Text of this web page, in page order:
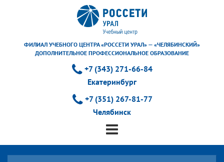
ФИЛИАЛ УЧЕБНОГО ЦЕНТРА «РОССЕТИ УРАЛ» — «ЧЕЛЯБИНСКИЙ»
ДОПОЛНИТЕЛЬНОЕ ПРОФЕССИОНАЛЬНОЕ ОБРАЗОВАНИЕ
+7 (343) 271-66-84
Екатеринбург
+7 (351) 267-81-77
Челябинск